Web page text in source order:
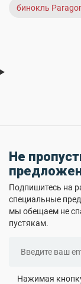
бинокль
Не
Подпишитесь на
специальные
мы обещаем не
пустякам.
Нажимая